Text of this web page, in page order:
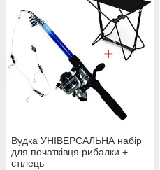
Вудка УНІВЕРСАЛЬНА набір
для початківця рибалки +
стілець